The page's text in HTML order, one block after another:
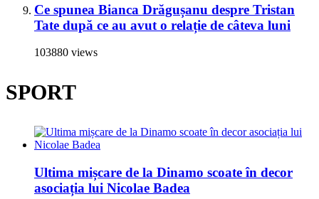
Ce spunea Bianca Drăgușanu despre Tristan
Tate după ce au avut o relație de câteva luni
103880 views
SPORT
Ultima mișcare de la Dinamo scoate în decor
asociația lui Nicolae Badea